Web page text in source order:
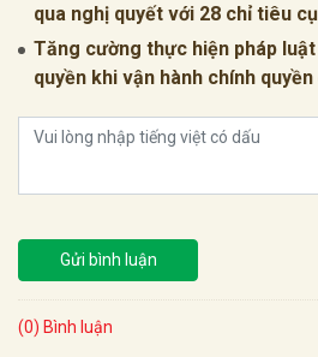
qua nghị quyết với 28 chỉ tiêu
Tăng cường thực hiện pháp
quyền khi vận hành chính
Gửi bình luận
(0) Bình luận